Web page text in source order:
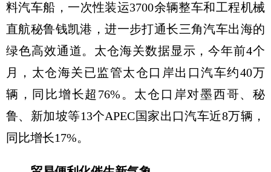
料汽车船，一次性装运3700余辆整车和工程机械
直航秘鲁钱凯港，进一步打通长三角汽车出海的
绿色高效通道。太仓海关数据显示，今年前4个
月，太仓海关已监管太仓口岸出口汽车约40万
辆，同比增长超76%。太仓口岸对墨西哥、秘
鲁、新加坡等13个APEC国家出口汽车近8万辆，
同比增长17%。